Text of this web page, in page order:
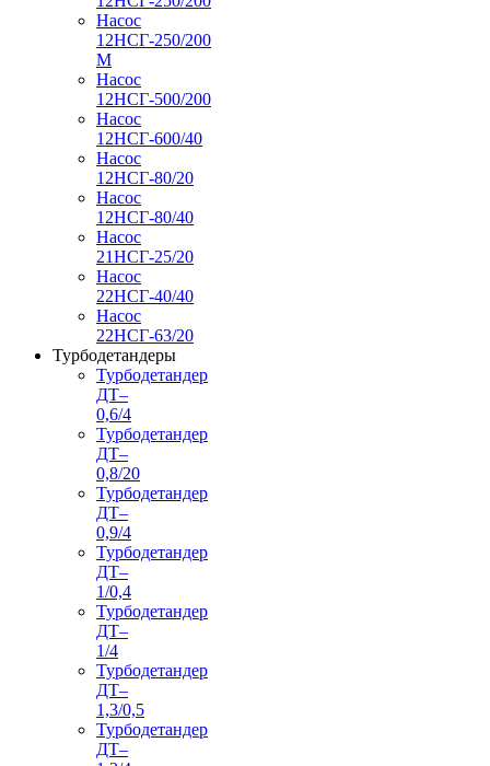
Насос
12НСГ-250/200
М
Насос
12НСГ-500/200
Насос
12НСГ-600/40
Насос
12НСГ-80/20
Насос
12НСГ-80/40
Насос
21НСГ-25/20
Насос
22НСГ-40/40
Насос
22НСГ-63/20
Турбодетандеры
Турбодетандер
ДТ–
0,6/4
Турбодетандер
ДТ–
0,8/20
Турбодетандер
ДТ–
0,9/4
Турбодетандер
ДТ–
1/0,4
Турбодетандер
ДТ–
1/4
Турбодетандер
ДТ–
1,3/0,5
Турбодетандер
ДТ–